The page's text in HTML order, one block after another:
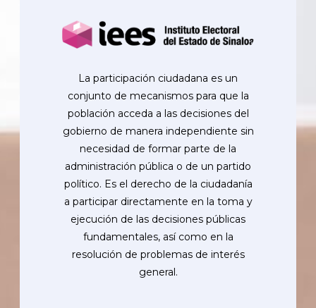
La participación ciudadana es un
conjunto de mecanismos para que la
población acceda a las decisiones del
gobierno de manera independiente sin
necesidad de formar parte de la
administración pública o de un partido
político. Es el derecho de la ciudadanía
a participar directamente en la toma y
ejecución de las decisiones públicas
fundamentales, así como en la
resolución de problemas de interés
general.